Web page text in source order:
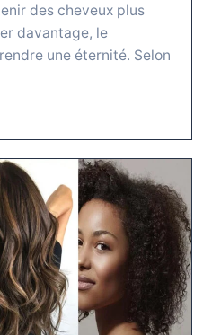
des cheveux plus
davantage, le
une éternité. Selon